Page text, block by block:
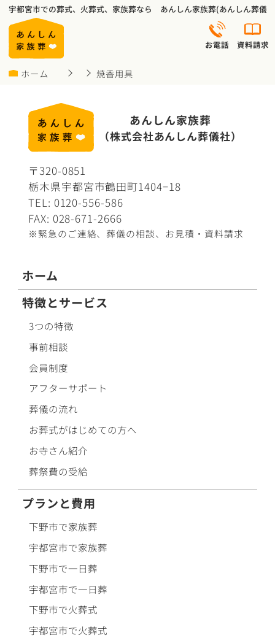
宇都宮市での葬式、火葬式、家族葬なら あんしん家族葬(あんしん葬儀
お電話 資料請求
ホーム 焼香用具
あんしん家族葬
（株式会社あんしん葬儀社）
〒320-0851
栃木県宇都宮市鶴田町1404−18
TEL: 0120-556-586
FAX: 028-671-2666
※緊急のご連絡、葬儀の相談、 お見積・資料請求
ホーム
特徴とサービス
3つの特徴
事前相談
会員制度
アフターサポート
葬儀の流れ
お葬式がはじめての方へ
お寺さん紹介
葬祭費の受給
プランと費用
下野市で家族葬
宇都宮市で家族葬
下野市で一日葬
宇都宮市で一日葬
下野市で火葬式
宇都宮市で火葬式